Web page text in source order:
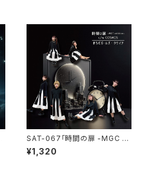
SAT-067「時間の扉 -MGC e
dition- / COSMOS」 まちだガ
ールズ・クワイア
¥1,320